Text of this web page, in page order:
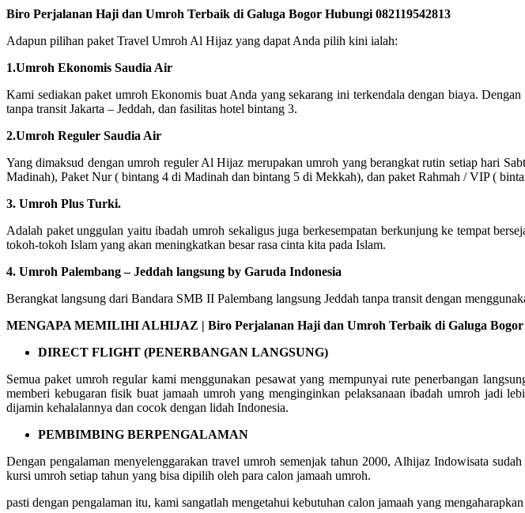
Biro Perjalanan Haji dan Umroh Terbaik di Galuga Bogor Hubungi 082119542813
Adapun pilihan paket Travel Umroh Al Hijaz yang dapat Anda pilih kini ialah:
1.Umroh Ekonomis Saudia Air
Kami sediakan paket umroh Ekonomis buat Anda yang sekarang ini terkendala dengan biaya.
tanpa transit Jakarta – Jeddah, dan fasilitas hotel bintang 3.
2.Umroh Reguler Saudia Air
Yang dimaksud dengan umroh reguler Al Hijaz merupakan umroh yang berangkat rutin setiap hari
Madinah), Paket Nur ( bintang 4 di Madinah dan bintang 5 di Mekkah), dan paket Rahmah / VIP (
3. Umroh Plus Turki.
Adalah paket unggulan yaitu ibadah umroh sekaligus juga berkesempatan berkunjung ke tempat
tokoh-tokoh Islam yang akan meningkatkan besar rasa cinta kita pada Islam.
4. Umroh Palembang – Jeddah langsung by Garuda Indonesia
Berangkat langsung dari Bandara SMB II Palembang langsung Jeddah tanpa transit dengan
MENGAPA MEMILIHI ALHIJAZ | Biro Perjalanan Haji dan Umroh Terbaik di Galuga Bogor
DIRECT FLIGHT (PENERBANGAN LANGSUNG)
Semua paket umroh regular kami menggunakan pesawat yang mempunyai rute penerbangan
memberi kebugaran fisik buat jamaah umroh yang menginginkan pelaksanaan ibadah umroh jadi
dijamin kehalalannya dan cocok dengan lidah Indonesia.
PEMBIMBING BERPENGALAMAN
Dengan pengalaman menyelenggarakan travel umroh semenjak tahun 2000, Alhijaz Indowisata
kursi umroh setiap tahun yang bisa dipilih oleh para calon jamaah umroh.
pasti dengan pengalaman itu, kami sangatlah mengetahui kebutuhan calon jamaah yang